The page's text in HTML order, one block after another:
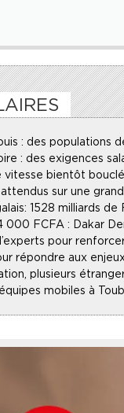
: des populations
: des exigences
vitesse bientôt
sur une
: 1528 milliards
FCFA : Dakar
pour
répondre aux
plusieurs
mobiles à